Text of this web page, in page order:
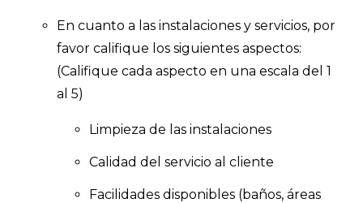
En cuanto a las instalaciones y servicios, por
favor califique los siguientes aspectos:
(Califique cada aspecto en una escala del 1
al 5)
Limpieza de las instalaciones
Calidad del servicio al cliente
Facilidades disponibles (baños, áreas